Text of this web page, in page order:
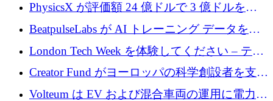
PhysicsX が評価額 24 億ドルで 3 億ドルを調
達
BeatpulseLabs が AI トレーニング データを拡
張するために 180 万ドルのプレシードを調達
London Tech Week を体験してください – テク
ノロジーがヨーロッパのイノベーションの未
来を形作る場所
Creator Fund がヨーロッパの科学創設者を支援
するために 5,600 万ドルを調達
Volteum は EV および混合車両の運用に電力を